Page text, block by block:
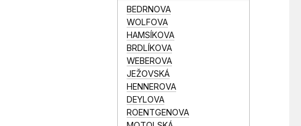
BEDRNOVA
WOLFOVA
HAMSÍKOVA
BRDLÍKOVA
WEBEROVA
JEŽOVSKÁ
HENNEROVA
DEYLOVA
ROENTGENOVA